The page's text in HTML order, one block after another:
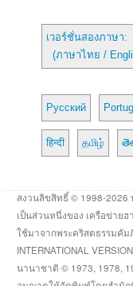
เวอร์ชั่นสองภาษา:
(ภาษาไทย /
Русский
हिन्दी தமிழ்
สงวนลิขสิทธิ์ © 1998-2026
เป็นส่วนหนึ่งของ เครือข่ายฮ
ใช้มาจากพระคริสตธรรมคัม
INTERNATIONAL
นานาชาติ © 1973, 1978,